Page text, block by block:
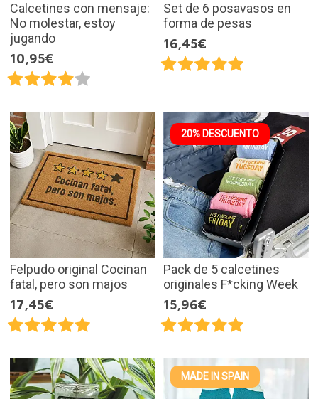
Calcetines con mensaje:
No molestar, estoy
jugando
10,95€
Set de 6 posavasos en
forma de pesas
16,45€
Felpudo original Cocinan
fatal, pero son majos
17,45€
20% DESCUENTO
Pack de 5 calcetines
originales F*cking Week
15,96€
MADE IN SPAIN